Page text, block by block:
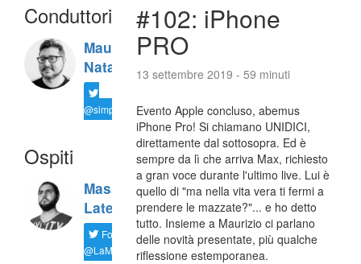
Conduttori
Maurizio
Natali
@simplemal
Ospiti
Massimiliano
Latella
Follow
@LaMaxImages
#102: iPhone
PRO
13 settembre 2019 - 59 minuti
Evento Apple concluso, abemus
iPhone Pro! Si chiamano UNIDICI,
direttamente dal sottosopra. Ed è
sempre da lì che arriva Max, richiesto
a gran voce durante l'ultimo live. Lui è
quello di "ma nella vita vera ti fermi a
prendere le mazzate?"... e ho detto
tutto. Insieme a Maurizio ci parlano
delle novità presentate, più qualche
riflessione estemporanea.